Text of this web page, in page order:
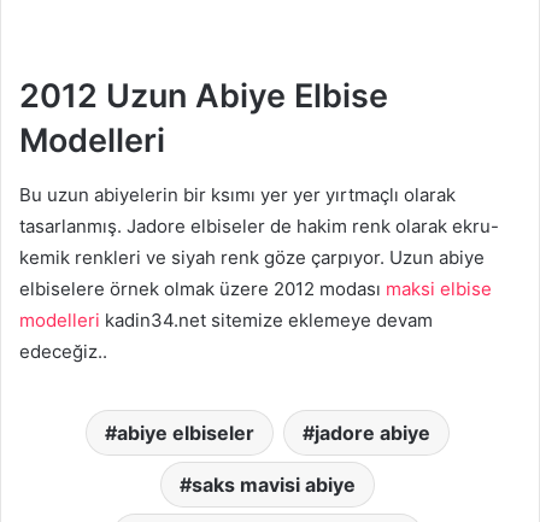
2012 Uzun Abiye Elbise
Modelleri
Bu uzun abiyelerin bir ksımı yer yer yırtmaçlı olarak
tasarlanmış. Jadore elbiseler de hakim renk olarak ekru-
kemik renkleri ve siyah renk göze çarpıyor. Uzun abiye
elbiselere örnek olmak üzere 2012 modası maksi elbise
modelleri kadin34.net sitemize eklemeye devam
edeceğiz..
abiye elbiseler jadore abiye
saks mavisi abiye